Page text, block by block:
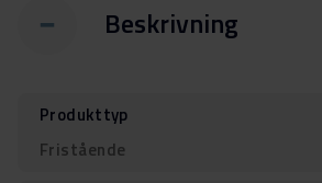
Beskrivning
Produkttyp
Fristående